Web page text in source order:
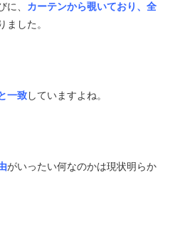
に、 カーテンから覗いており、全
ました。
一致していますよね。
がいったい何なのかは現状明らか